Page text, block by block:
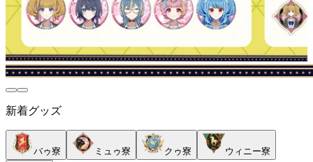
新着グッズ
バゥ寮 ミュゥ寮 クゥ寮
ウィニー寮